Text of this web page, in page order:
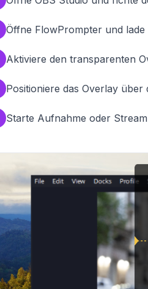
Öffne FlowPrompter und lade
Aktiviere den transparenten
Positioniere das Overlay
Starte Aufnahme oder